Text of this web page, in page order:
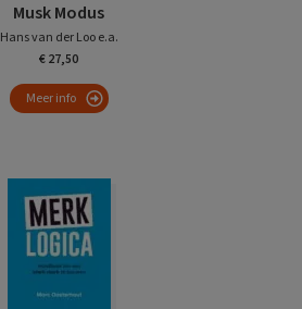
Musk Modus
Hans van der Loo e.a.
€ 27,50
Meer info